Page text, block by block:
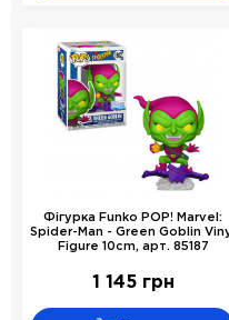
Фігурка Funko POP! Marvel:
Spider-Man - Green Goblin
Figure 10cm, арт. 85187
1 145 грн